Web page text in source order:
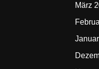
März